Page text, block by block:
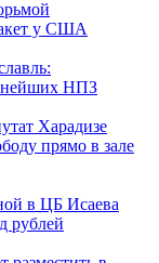
у США
НПЗ
Харадизе
прямо в зале
в ЦБ Исаева
рублей